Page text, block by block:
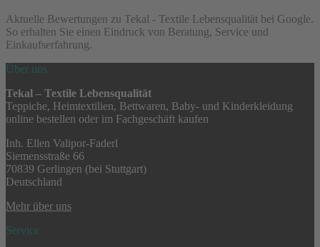
Aktuelle Bewertungen zu Tekal - Textile Lebensqualität bei Google.
So erhalten Sie einen Eindruck von Beratung, Service und
Einkaufserfahrung.
Über uns
Tekal – Textile Lebensqualität
Teppiche, Heimtextilien, Bettwaren, Baby- und Kinderkleidung
online bestellen oder im Fachgeschäft kaufen
Inh. Ellen Valipor-Faderl
Siemensstraße 66
70839 Gerlingen (bei Stuttgart)
Deutschland
Mehr über uns
Service